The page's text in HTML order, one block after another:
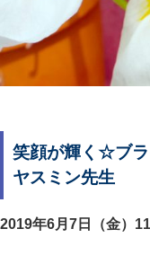
笑顔が輝く☆ブ
ヤスミン先生
2019年6月7日（金）